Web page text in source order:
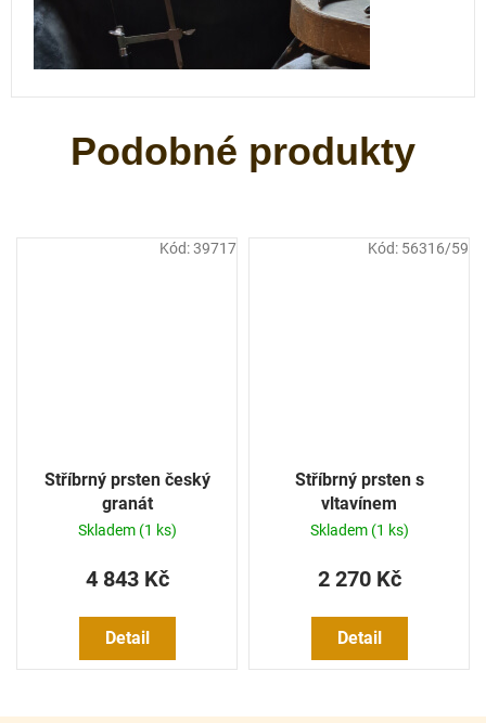
Stříbrný prsten český
granát
Skladem (1 ks)
4 843 Kč
Detail
Kód:39717
Stříbrný prsten s
vltavínem
Skladem (1 ks)
2 270 Kč
Detail
Kód: 56316/59